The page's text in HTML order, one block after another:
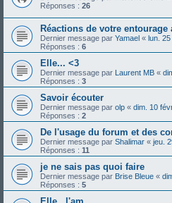
Réponses : 26
Réactions de votre
Dernier message par Yamael « lun.
Réponses : 6
Elle... <3
Dernier message par Laurent MB «
Réponses : 3
Savoir écouter
Dernier message par olp « dim. 10
Réponses : 2
De l'usage du forum et des
Dernier message par Shalimar « jeu.
Réponses : 11
je ne sais pas quoi faire
Dernier message par Brise Bleue «
Réponses : 5